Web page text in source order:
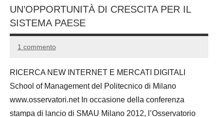
UN’OPPORTUNITÀ DI CRESCITA PER IL
SISTEMA PAESE
1
2016
Andrea
1 commento
RICERCA NEW INTERNET E MERCATI DIGITALI
School of Management del Politecnico di Milano
www.osservatori.net In occasione della conferenza
stampa di lancio di SMAU Milano 2012, l’Osservatorio